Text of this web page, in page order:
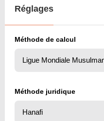
Réglages
Méthode de calcul
Méthode juridique